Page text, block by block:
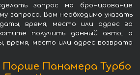
запрос на бронирование
запроса. Вам необходимо указать
время, место или адрес во
получить данный авто, а
время, место или адрес возврата
Панамера Турбо